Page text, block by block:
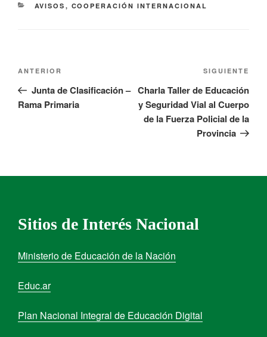
AVISOS , COOPERACIÓN INTERNACIONAL
ANTERIOR
Junta de Clasificación –
Rama Primaria
SIGUIENTE
Charla Taller de Educación
y Seguridad Vial al Cuerpo
de la Fuerza Policial de la
Provincia
Sitios de Interés Nacional
Ministerio de Educación de la Nación
Educ.ar
Plan Nacional Integral de Educación Digital